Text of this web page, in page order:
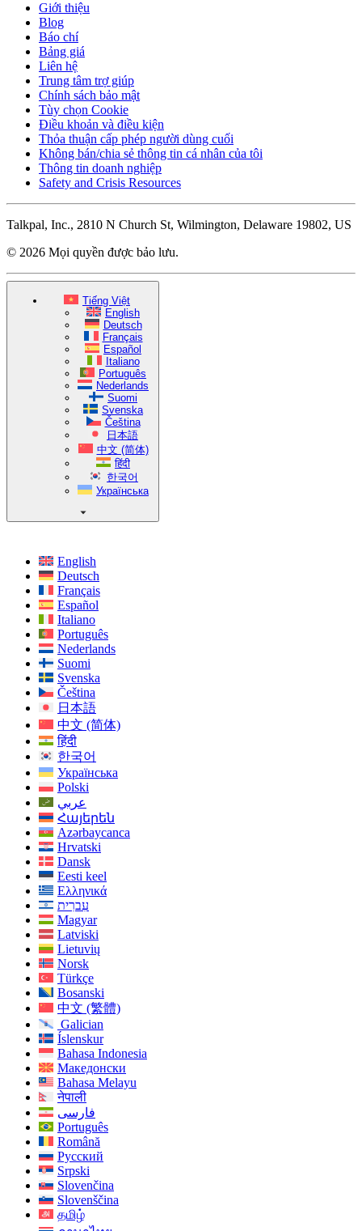
Giới thiệu
Blog
Báo chí
Bảng giá
Liên hệ
Trung tâm trợ giúp
Chính sách bảo mật
Tùy chọn Cookie
Điều khoản và điều kiện
Thỏa thuận cấp phép người dùng cuối
Không bán/chia sẻ thông tin cá nhân của tôi
Thông tin doanh nghiệp
Safety and Crisis Resources
Talkpal, Inc., 2810 N Church St, Wilmington, Delaware 19802, US
© 2026 Mọi quyền được bảo lưu.
Tiếng Việt
English
Deutsch
Français
Español
Italiano
Português
Nederlands
Suomi
Svenska
Čeština
日本語
中文 (简体)
हिंदी
한국어
Українська
English
Deutsch
Français
Español
Italiano
Português
Nederlands
Suomi
Svenska
Čeština
日本語
中文 (简体)
हिंदी
한국어
Українська
Polski
عربي
Հայերեն
Azərbaycanca
Hrvatski
Dansk
Eesti keel
Ελληνικά
עִברִית
Magyar
Latviski
Lietuvių
Norsk
Türkçe
Bosanski
中文 (繁體)
Galician
Íslenskur
Bahasa Indonesia
Македонски
Bahasa Melayu
नेपाली
فارسی
Português
Română
Русский
Srpski
Slovenčina
Slovenščina
தமிழ்